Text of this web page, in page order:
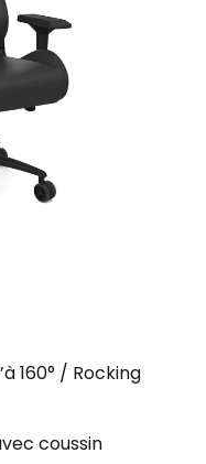
160° / Rocking
coussin